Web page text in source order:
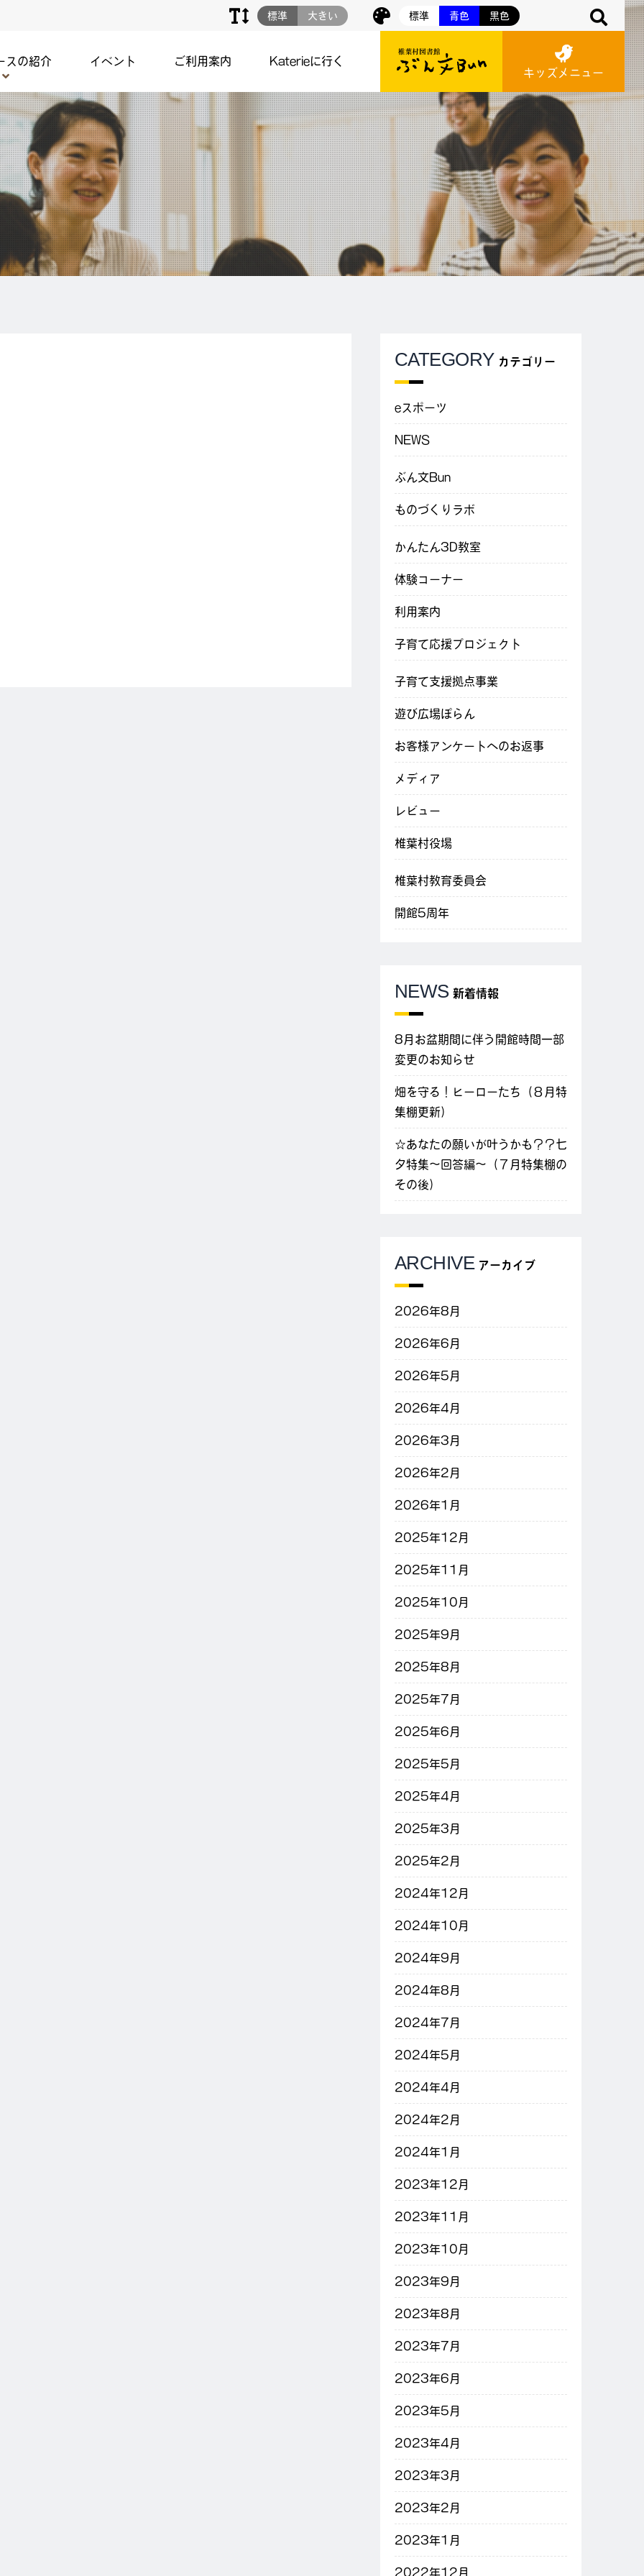
標準 青色 黒色
標準 大きい
スの紹介 イベント ご利用案内
Katerieに行く
キッズメニュー
CATEGORY カテゴリー
eスポーツ
NEWS
ぶん文Bun
ものづくりラボ
かんたん3D教室
体験コーナー
利用案内
子育て応援プロジェクト
子育て支援拠点事業
遊び広場ぽらん
お客様アンケートへのお返事
メディア
レビュー
椎葉村役場
椎葉村教育委員会
開館5周年
NEWS 新着情報
8月お盆期間に伴う開館時間一部
変更のお知らせ
畑を守る！ヒーローたち（８月特
集棚更新）
☆あなたの願いが叶うかも？？七
夕特集～回答編～（７月特集棚の
その後）
ARCHIVE アーカイブ
2026年8月
2026年6月
2026年5月
2026年4月
2026年3月
2026年2月
2026年1月
2025年12月
2025年11月
2025年10月
2025年9月
2025年8月
2025年7月
2025年6月
2025年5月
2025年4月
2025年3月
2025年2月
2024年12月
2024年10月
2024年9月
2024年8月
2024年7月
2024年5月
2024年4月
2024年2月
2024年1月
2023年12月
2023年11月
2023年10月
2023年9月
2023年8月
2023年7月
2023年6月
2023年5月
2023年4月
2023年3月
2023年2月
2023年1月
2022年12月